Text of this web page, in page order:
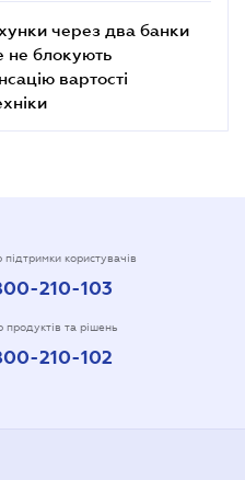
через два банки
не блокують
вартості
підтримки користувачів
210-103
продуктів та рішень
210-102